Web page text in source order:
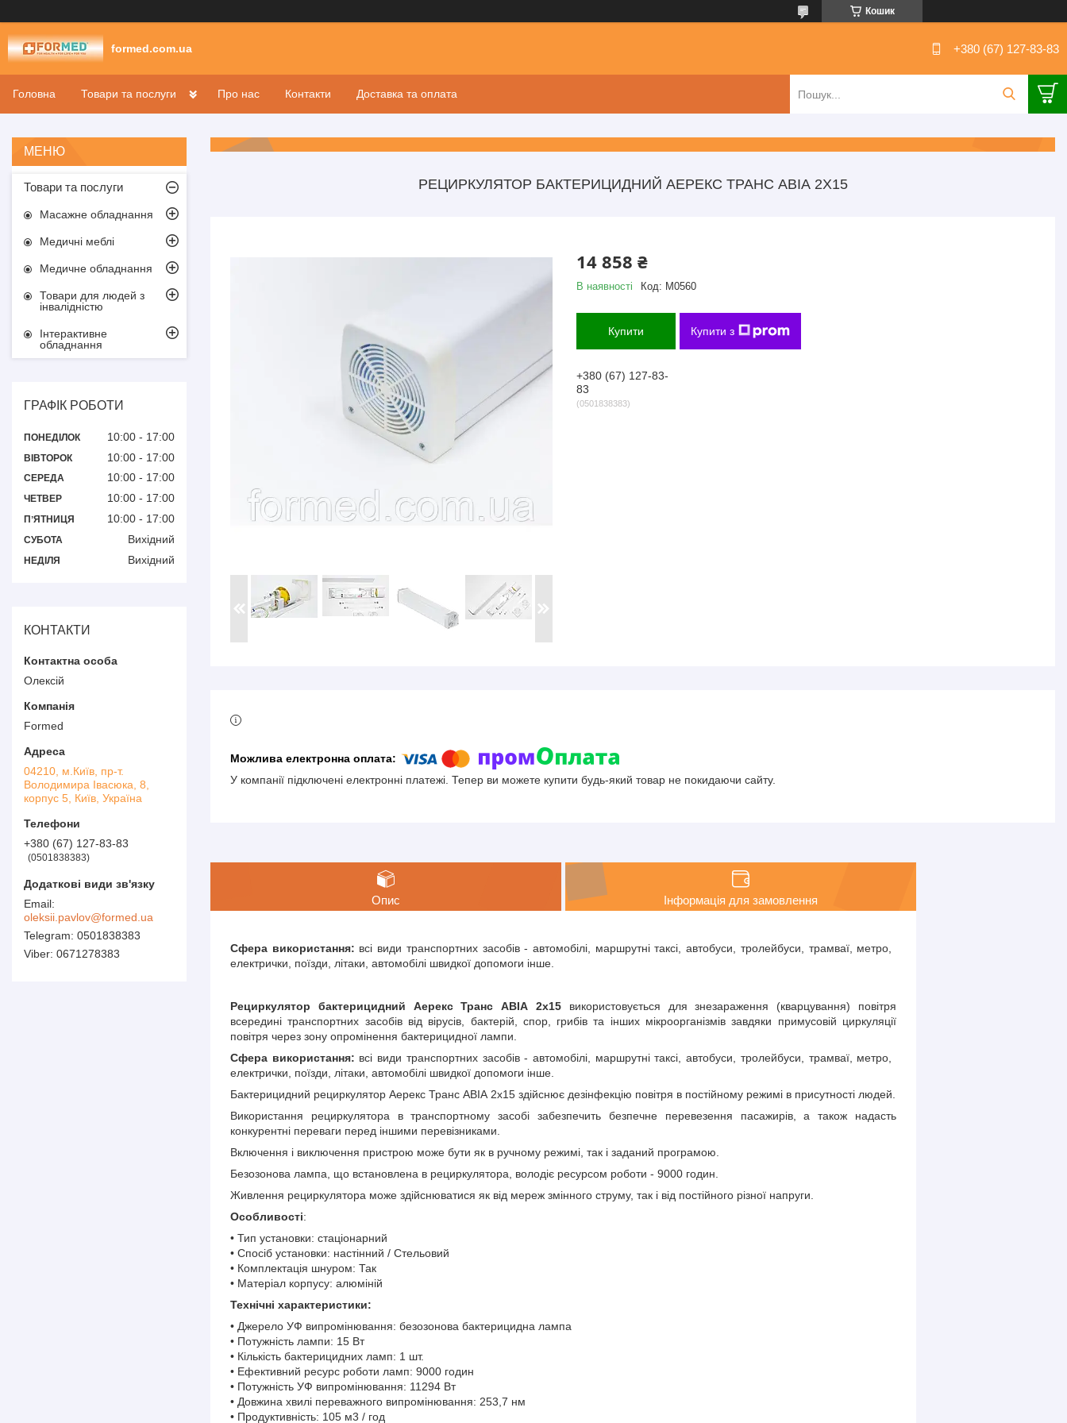
Кошик
formed.com.ua +380 (67) 127-83-83
Головна Товари та послуги Про нас Контакти Доставка та оплата
РЕЦИРКУЛЯТОР БАКТЕРИЦИДНИЙ АЕРЕКС ТРАНС АВІА 2Х15
14 858 ₴
В наявності Код: M0560
Купити Купити з
+380 (67) 127-83-
83
0501838383
У компанії підключені електронні платежі. Тепер ви можете купити будь-який товар не покидаючи сайту.
Опис Інформація для замовлення
Сфера використання: всі види транспортних засобів - автомобілі, маршрутні таксі, автобуси, тролейбуси, трамваї, метро, ​​
електрички, поїзди, літаки, автомобілі швидкої допомоги інше.
Рециркулятор бактерицидний Аерекс Транс АВІА 2х15 використовується для знезараження (кварцування) повітря
всередині транспортних засобів від вірусів, бактерій, спор, грибів та інших мікроорганізмів завдяки примусовій циркуляції
повітря через зону опромінення бактерицидної лампи.
Сфера використання: всі види транспортних засобів - автомобілі, маршрутні таксі, автобуси, тролейбуси, трамваї, метро, ​​
електрички, поїзди, літаки, автомобілі швидкої допомоги інше.
Бактерицидний рециркулятор Аерекс Транс АВІА 2х15 здійснює дезінфекцію повітря в постійному режимі в присутності людей.
Використання рециркулятора в транспортному засобі забезпечить безпечне перевезення пасажирів, а також надасть
конкурентні переваги перед іншими перевізниками.
Включення і виключення пристрою може бути як в ручному режимі, так і заданий програмою.
Безозонова лампа, що встановлена в рециркулятора, володіє ресурсом роботи - 9000 годин.
Живлення рециркулятора може здійснюватися як від мереж змінного струму, так і від постійного різної напруги.
Особливості:
• Тип установки: стаціонарний
• Спосіб установки: настінний / Стельовий
• Комплектація шнуром: Так
• Матеріал корпусу: алюміній
Технічні характеристики:
• Джерело УФ випромінювання: безозонова бактерицидна лампа
• Потужність лампи: 15 Вт
• Кількість бактерицидних ламп: 1 шт.
• Ефективний ресурс роботи ламп: 9000 годин
• Потужність УФ випромінювання: 11294 Вт
• Довжина хвилі переважного випромінювання: 253,7 нм
• Продуктивність: 105 м3 / год
Товари та послуги
Масажне обладнання
Медичні меблі
Медичне обладнання
Товари для людей з
інвалідністю
Інтерактивне
обладнання
ГРАФІК РОБОТИ
ПОНЕДІЛОК 10:00 17:00
ВІВТОРОК 10:00 17:00
СЕРЕДА 10:00 17:00
ЧЕТВЕР 10:00 17:00
ПʼЯТНИЦЯ 10:00 17:00
СУБОТА Вихідний
НЕДІЛЯ Вихідний
КОНТАКТИ
Олексій
Formed
04210, м.Київ, пр-т.
Володимира Івасюка, 8,
корпус 5, Київ, Україна
+380 (67) 127-83-83
0501838383
oleksii.pavlov@formed.ua
0501838383
0671278383